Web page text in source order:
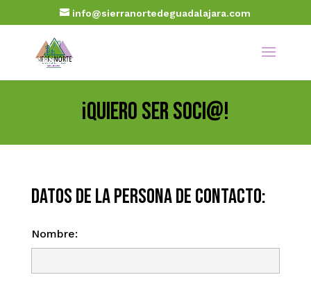
info@sierranortedeguadalajara.com
¡Quiero ser soci@!
Datos de la persona de contacto:
Nombre: